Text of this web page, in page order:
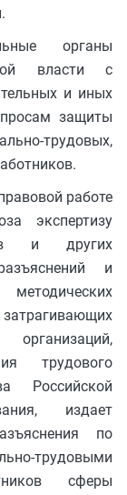
органы
власти с
и иных
защиты
трудовых,
работе
экспертизу
и других
и
трудового
Российской
издает
по
трудовыми
сферы